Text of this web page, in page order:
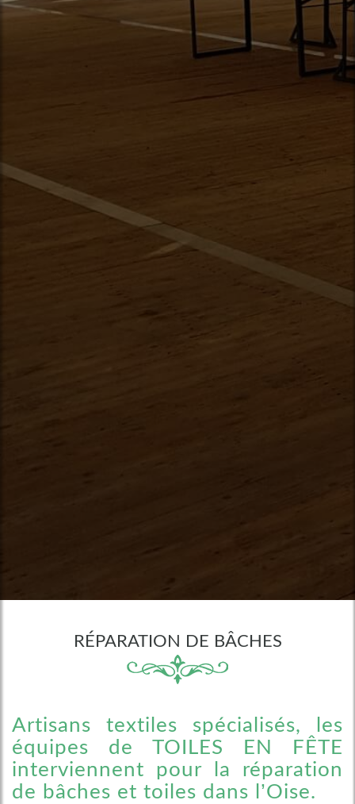
RÉPARATION DE BÂCHES
Artisans textiles spécialisés, les
équipes de TOILES EN FÊTE
interviennent pour la réparation
de bâches et toiles dans l’Oise.